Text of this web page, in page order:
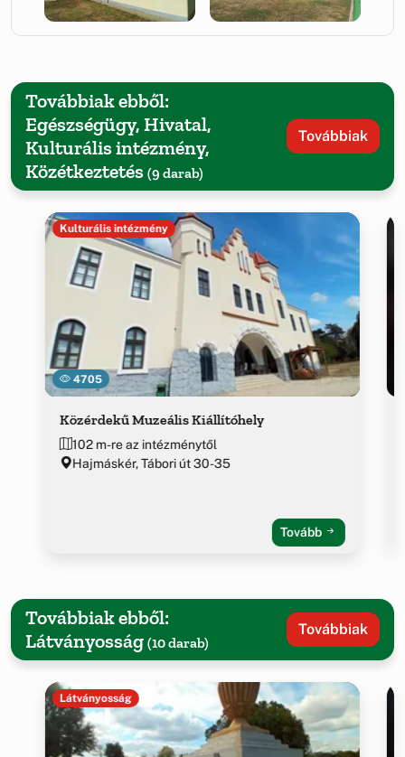
Továbbiak ebből:
Egészségügy, Hivatal,
Kulturális intézmény,
Közétkeztetés (9 darab)
Továbbiak
4705
Kulturális intézmény
Közérdekű Muzeális Kiállítóhely
102 m-re az intézménytől
Hajmáskér, Tábori út 30-35
Tovább
Továbbiak ebből:
Látványosság (10 darab)
Továbbiak
Látványosság